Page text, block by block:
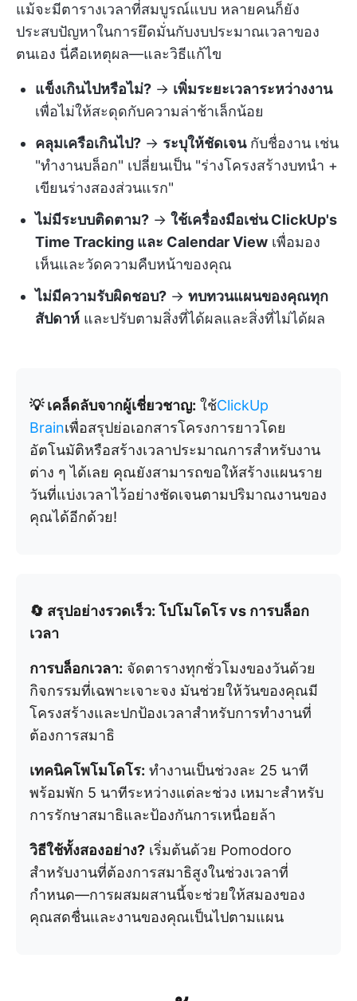
แม้จะมีตารางเวลาที่สมบูรณ์แบบ หลายคนก็ยัง
ประสบปัญหาในการยึดมั่นกับงบประมาณเวลาของ
ตนเอง นี่คือเหตุผล—และวิธีแก้ไข
แข็งเกินไปหรือไม่? → เพิ่มระยะเวลาระหว่างงาน
เพื่อไม่ให้สะดุดกับความล่าช้าเล็กน้อย
คลุมเครือเกินไป? → ระบุให้ชัดเจนกับชื่องาน เช่น
"ทำงานบล็อก" เปลี่ยนเป็น "ร่างโครงสร้างบทนำ +
เขียนร่างสองส่วนแรก"
ไม่มีระบบติดตาม? → ใช้เครื่องมือเช่น ClickUp's
Time Tracking และ Calendar View เพื่อมอง
เห็นและวัดความคืบหน้าของคุณ
ไม่มีความรับผิดชอบ? → ทบทวนแผนของคุณทุก
สัปดาห์ และปรับตามสิ่งที่ได้ผลและสิ่งที่ไม่ได้ผล
💡 เคล็ดลับจากผู้เชี่ยวชาญ: ใช้ClickUp
Brainเพื่อสรุปย่อเอกสารโครงการยาวโดย
อัตโนมัติหรือสร้างเวลาประมาณการสำหรับงาน
ต่าง ๆ ได้เลย คุณยังสามารถขอให้สร้างแผนราย
วันที่แบ่งเวลาไว้อย่างชัดเจนตามปริมาณงานของ
คุณได้อีกด้วย!
🔄 สรุปอย่างรวดเร็ว: โปโมโดโร vs การบล็อก
เวลา
การบล็อกเวลา: จัดตารางทุกชั่วโมงของวันด้วย
กิจกรรมที่เฉพาะเจาะจง มันช่วยให้วันของคุณมี
โครงสร้างและปกป้องเวลาสำหรับการทำงานที่
ต้องการสมาธิ
เทคนิคโพโมโดโร: ทำงานเป็นช่วงละ 25 นาที
พร้อมพัก 5 นาทีระหว่างแต่ละช่วง เหมาะสำหรับ
การรักษาสมาธิและป้องกันการเหนื่อยล้า
วิธีใช้ทั้งสองอย่าง? เริ่มต้นด้วย Pomodoro
สำหรับงานที่ต้องการสมาธิสูงในช่วงเวลาที่
กำหนด—การผสมผสานนี้จะช่วยให้สมองของ
คุณสดชื่นและงานของคุณเป็นไปตามแผน